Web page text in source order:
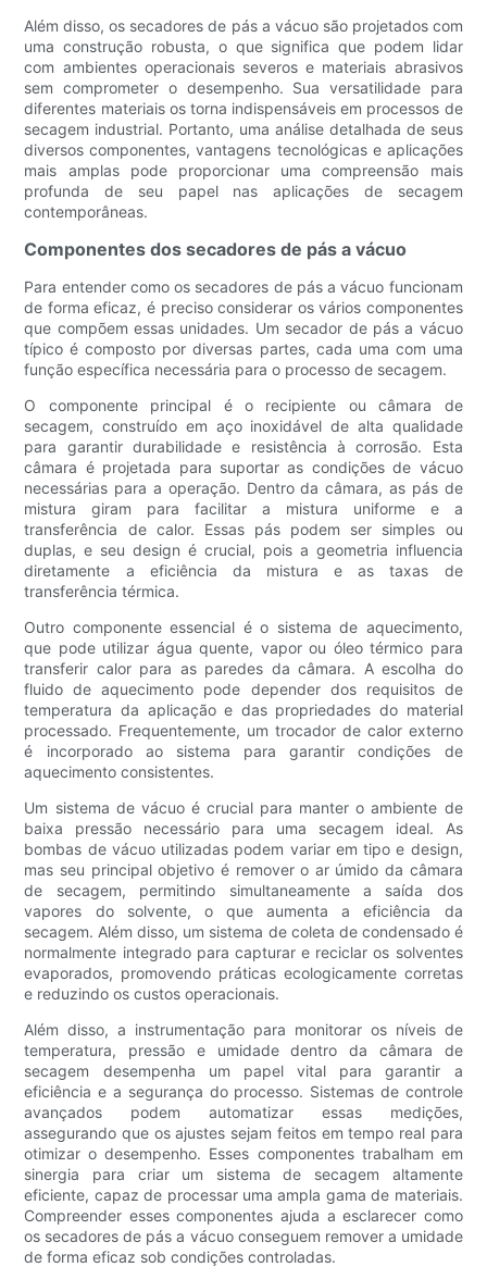
Além disso, os secadores de pás a vácuo são projetados com
uma construção robusta, o que significa que podem lidar
com ambientes operacionais severos e materiais abrasivos
sem comprometer o desempenho. Sua versatilidade para
diferentes materiais os torna indispensáveis ​​em processos de
secagem industrial. Portanto, uma análise detalhada de seus
diversos componentes, vantagens tecnológicas e aplicações
mais amplas pode proporcionar uma compreensão mais
profunda de seu papel nas aplicações de secagem
contemporâneas.
Componentes dos secadores de pás a vácuo
Para entender como os secadores de pás a vácuo funcionam
de forma eficaz, é preciso considerar os vários componentes
que compõem essas unidades. Um secador de pás a vácuo
típico é composto por diversas partes, cada uma com uma
função específica necessária para o processo de secagem.
O componente principal é o recipiente ou câmara de
secagem, construído em aço inoxidável de alta qualidade
para garantir durabilidade e resistência à corrosão. Esta
câmara é projetada para suportar as condições de vácuo
necessárias para a operação. Dentro da câmara, as pás de
mistura giram para facilitar a mistura uniforme e a
transferência de calor. Essas pás podem ser simples ou
duplas, e seu design é crucial, pois a geometria influencia
diretamente a eficiência da mistura e as taxas de
transferência térmica.
Outro componente essencial é o sistema de aquecimento,
que pode utilizar água quente, vapor ou óleo térmico para
transferir calor para as paredes da câmara. A escolha do
fluido de aquecimento pode depender dos requisitos de
temperatura da aplicação e das propriedades do material
processado. Frequentemente, um trocador de calor externo
é incorporado ao sistema para garantir condições de
aquecimento consistentes.
Um sistema de vácuo é crucial para manter o ambiente de
baixa pressão necessário para uma secagem ideal. As
bombas de vácuo utilizadas podem variar em tipo e design,
mas seu principal objetivo é remover o ar úmido da câmara
de secagem, permitindo simultaneamente a saída dos
vapores do solvente, o que aumenta a eficiência da
secagem. Além disso, um sistema de coleta de condensado é
normalmente integrado para capturar e reciclar os solventes
evaporados, promovendo práticas ecologicamente corretas
e reduzindo os custos operacionais.
Além disso, a instrumentação para monitorar os níveis de
temperatura, pressão e umidade dentro da câmara de
secagem desempenha um papel vital para garantir a
eficiência e a segurança do processo. Sistemas de controle
avançados podem automatizar essas medições,
assegurando que os ajustes sejam feitos em tempo real para
otimizar o desempenho. Esses componentes trabalham em
sinergia para criar um sistema de secagem altamente
eficiente, capaz de processar uma ampla gama de materiais.
Compreender esses componentes ajuda a esclarecer como
os secadores de pás a vácuo conseguem remover a umidade
de forma eficaz sob condições controladas.